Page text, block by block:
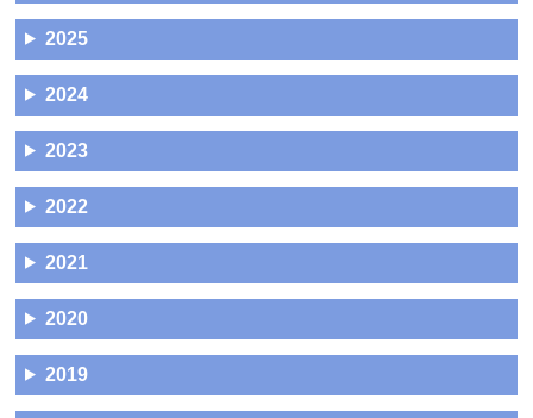
2025
2024
2023
2022
2021
2020
2019